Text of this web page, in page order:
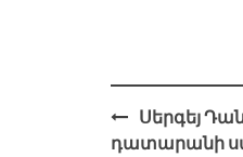
Post
navigation
Սերգեյ
դատարանի